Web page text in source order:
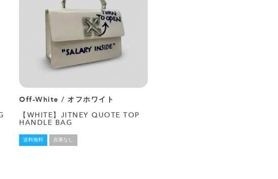
Off-White / オフホワイト
【WHITE】JITNEY QUOTE TOP
HANDLE BAG
送料無料 在庫なし